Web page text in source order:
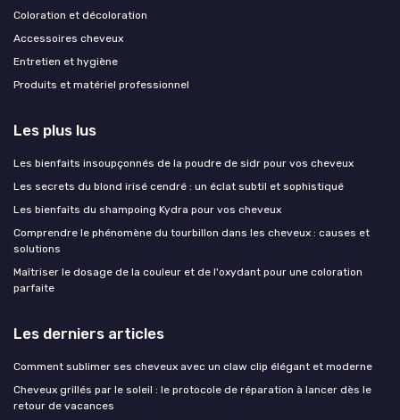
Coloration et décoloration
Accessoires cheveux
Entretien et hygiène
Produits et matériel professionnel
Les plus lus
Les bienfaits insoupçonnés de la poudre de sidr pour vos cheveux
Les secrets du blond irisé cendré : un éclat subtil et sophistiqué
Les bienfaits du shampoing Kydra pour vos cheveux
Comprendre le phénomène du tourbillon dans les cheveux : causes et
solutions
Maîtriser le dosage de la couleur et de l'oxydant pour une coloration
parfaite
Les derniers articles
Comment sublimer ses cheveux avec un claw clip élégant et moderne
Cheveux grillés par le soleil : le protocole de réparation à lancer dès le
retour de vacances